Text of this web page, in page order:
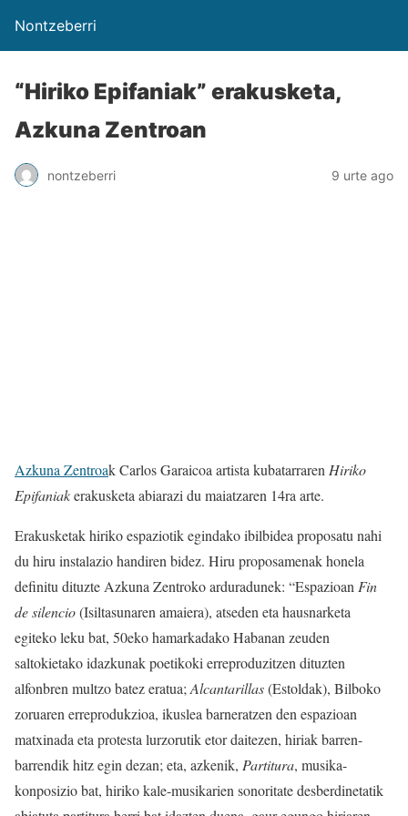
Nontzeberri
“Hiriko Epifaniak” erakusketa,
Azkuna Zentroan
nontzeberri 9 urte ago
Azkuna Zentroak Carlos Garaicoa artista kubatarrarenHiriko
Epifaniakerakusketa abiarazi du maiatzaren 14ra arte.
Erakusketak hiriko espaziotik egindako ibilbidea proposatu nahi
du hiru instalazio handiren bidez. Hiru proposamenak honela
definitu dituzte Azkuna Zentroko arduradunek: “EspazioanFin
de silencio(Isiltasunaren amaiera), atseden eta hausnarketa
egiteko leku bat, 50eko hamarkadako Habanan zeuden
saltokietako idazkunak poetikoki erreproduzitzen dituzten
alfonbren multzo batez eratua;Alcantarillas(Estoldak), Bilboko
zoruaren erreprodukzioa, ikuslea barneratzen den espazioan
matxinada eta protesta lurzorutik etor daitezen, hiriak barren-
barrendik hitz egin dezan; eta, azkenik, Partitura, musika-
konposizio bat, hiriko kale-musikarien sonoritate desberdinetatik